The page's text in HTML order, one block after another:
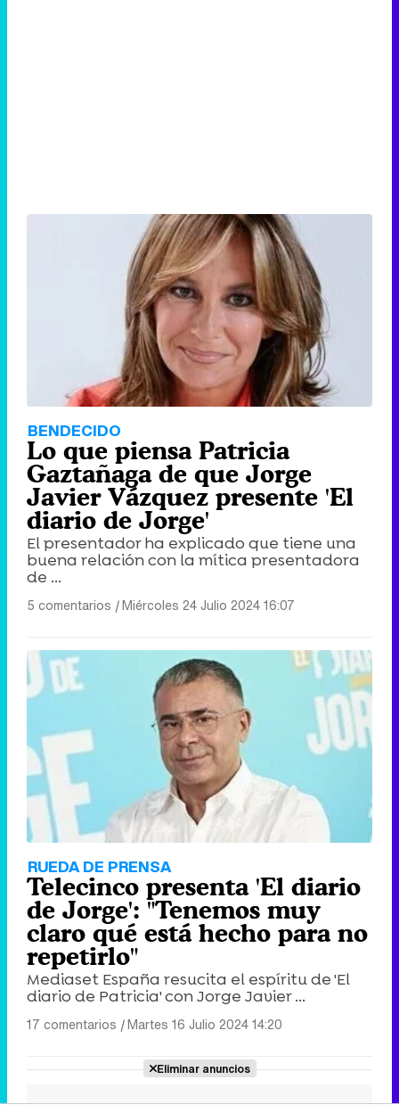
BENDECIDO
Lo que piensa Patricia
Gaztañaga de que Jorge
Javier Vázquez presente 'El
diario de Jorge'
El presentador ha explicado que tiene una
buena relación con la mítica presentadora
de ...
5 comentarios |Miércoles 24 Julio 2024 16:07
RUEDA DE PRENSA
Telecinco presenta 'El diario
de Jorge': "Tenemos muy
claro qué está hecho para no
repetirlo"
Mediaset España resucita el espíritu de 'El
diario de Patricia' con Jorge Javier ...
17 comentarios |Martes 16 Julio 2024 14:20
Eliminar anuncios